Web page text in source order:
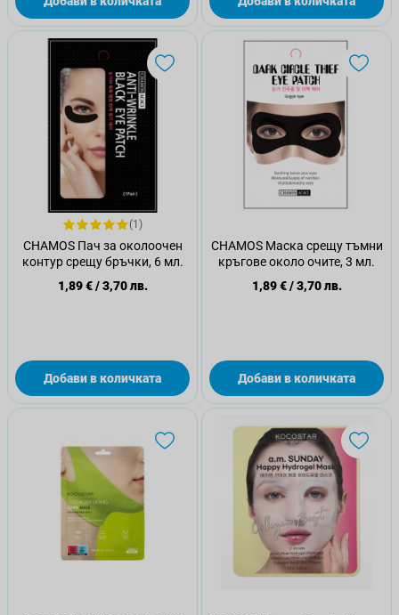
(1)
CHAMOS Пач за околоочен
контур срещу бръчки, 6 мл.
1,89 €/3,70 лв.
Добави в количката
CHAMOS Маска срещу тъмни
кръгове около очите, 3 мл.
1,89 €/3,70 лв.
Добави в количката